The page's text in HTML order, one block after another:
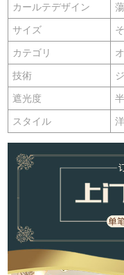
カールテデザイン
サイズ
カテゴリ
技術
遮光度
スタイル